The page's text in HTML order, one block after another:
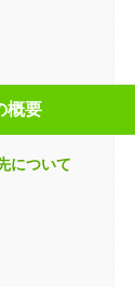
概要
について